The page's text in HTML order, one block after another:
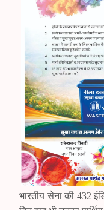
भारतीय सेना की 432